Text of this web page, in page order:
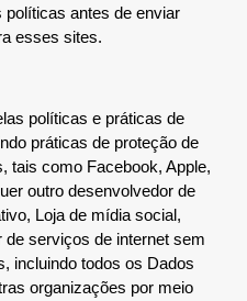
antes de enviar
esses sites.
políticas e práticas de
práticas de proteção de
tais como Facebook, Apple,
outro desenvolvedor de
Loja de mídia social,
serviços de internet sem
incluindo todos os Dados
organizações por meio